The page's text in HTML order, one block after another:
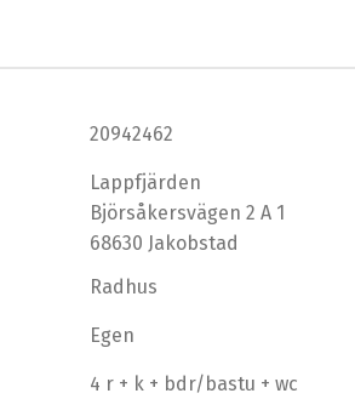
20942462
Lappfjärden
Björsåkersvägen 2 A 1
68630 Jakobstad
Radhus
Egen
4 r + k + bdr/bastu + wc